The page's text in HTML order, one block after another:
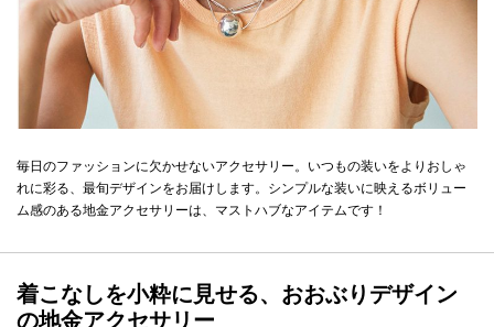
毎日のファッションに欠かせないアクセサリー。いつもの装いをよりおしゃ
れに彩る、最旬デザインをお届けします。シンプルな装いに映えるボリュー
ム感のある地金アクセサリーは、マストハブなアイテムです！
着こなしを小粋に見せる、おおぶりデザイン
の地金アクセサリー